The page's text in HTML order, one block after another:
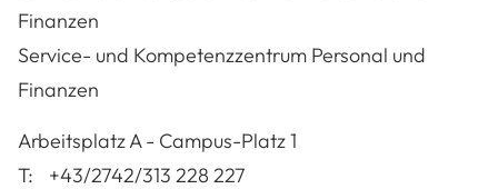
Finanzen
Service- und Kompetenzzentrum Personal und
Finanzen
ArbeitsplatzA - Campus-Platz 1
T:
+43/2742/313 228 227